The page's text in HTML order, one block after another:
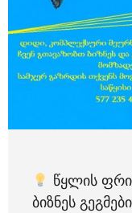
ᲬᲧᲚᲘᲡ
ᲑᲘᲖᲜᲔᲡ